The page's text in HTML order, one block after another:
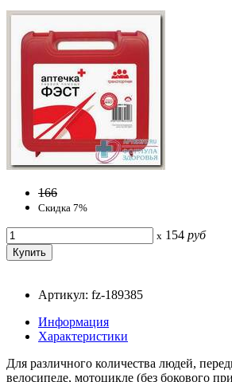
166
Скидка 7%
x 154 руб
Артикул: fz-189385
Информация
Характеристики
Для различного количества людей,
велосипеде, мотоцикле (без бокового